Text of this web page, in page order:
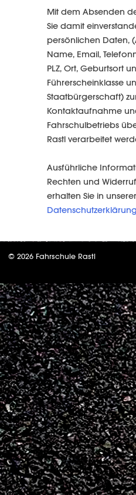
Mit dem Absenden
Sie damit
persönlichen Daten,
Name, Email,
PLZ, Ort, Geburtsort
Führerscheinklasse
Staatbürgerschaft)
Kontaktaufnahme
Fahrschulbetriebs
Rastl verarbeitet
Ausführliche
Rechten und
erhalten Sie in unserer
Datenschutzerklärung
© 2026 Fahrschule Rastl